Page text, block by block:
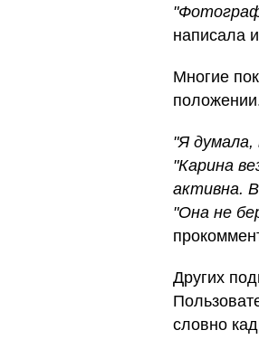
написала
Многие
"Я
"Карина
активна.
"Она не
Других
словно